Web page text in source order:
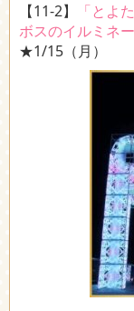
【11-2】
「とよ
ボスのイルミネ
★1/15（月）